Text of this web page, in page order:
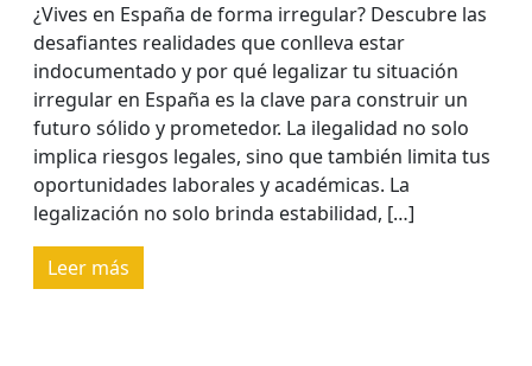
¿Vives en España de forma irregular? Descubre las
desafiantes realidades que conlleva estar
indocumentado y por qué legalizar tu situación
irregular en España es la clave para construir un
futuro sólido y prometedor. La ilegalidad no solo
implica riesgos legales, sino que también limita tus
oportunidades laborales y académicas. La
legalización no solo brinda estabilidad, […]
Leer más